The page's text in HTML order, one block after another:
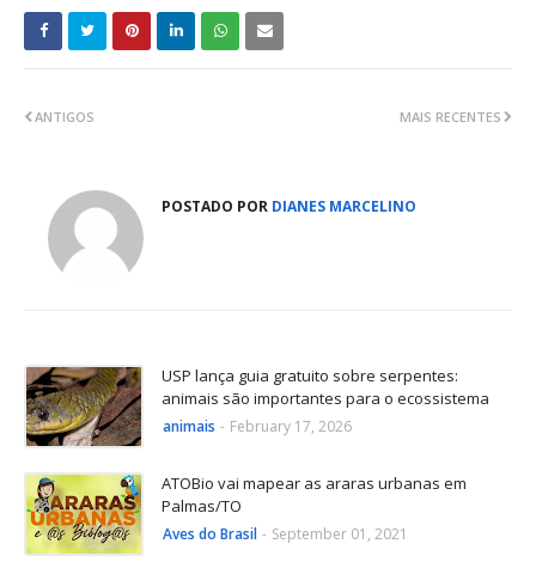
MAIS RECENTES
ANTIGOS
POSTADO POR DIANES MARCELINO
USP lança guia gratuito sobre serpentes:
animais são importantes para o ecossistema
animais - February 17, 2026
ATOBio vai mapear as araras urbanas em
Palmas/TO
Aves do Brasil - September 01, 2021